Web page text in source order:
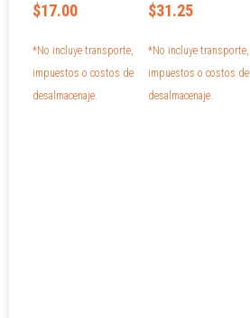
$17.00
*No incluye transporte,
impuestos o costos de
desalmacenaje.
$31.25
*No incluye transporte,
impuestos o costos de
desalmacenaje.